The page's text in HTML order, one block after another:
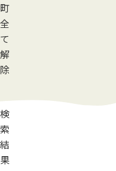
町
全
て
解
除
検
索
結
果